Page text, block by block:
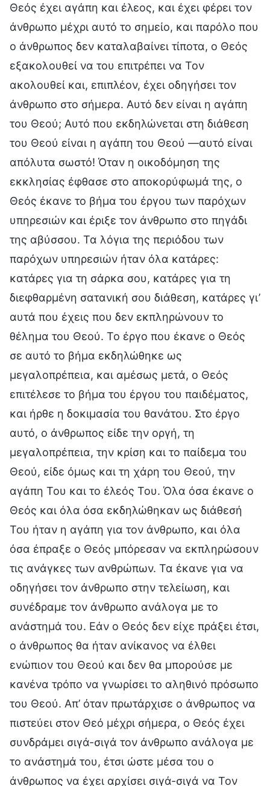
Θεός έχει αγάπη και έλεος, και έχει φέρει τον
άνθρωπο μέχρι αυτό το σημείο, και παρόλο που
ο άνθρωπος δεν καταλαβαίνει τίποτα, ο Θεός
εξακολουθεί να του επιτρέπει να Τον
ακολουθεί και, επιπλέον, έχει οδηγήσει τον
άνθρωπο στο σήμερα. Αυτό δεν είναι η αγάπη
του Θεού; Αυτό που εκδηλώνεται στη διάθεση
του Θεού είναι η αγάπη του Θεού —αυτό είναι
απόλυτα σωστό! Όταν η οικοδόμηση της
εκκλησίας έφθασε στο αποκορύφωμά της, ο
Θεός έκανε το βήμα του έργου των παρόχων
υπηρεσιών και έριξε τον άνθρωπο στο πηγάδι
της αβύσσου. Τα λόγια της περιόδου των
παρόχων υπηρεσιών ήταν όλα κατάρες:
κατάρες για τη σάρκα σου, κατάρες για τη
διεφθαρμένη σατανική σου διάθεση, κατάρες γι’
αυτά που έχεις που δεν εκπληρώνουν το
θέλημα του Θεού. Το έργο που έκανε ο Θεός
σε αυτό το βήμα εκδηλώθηκε ως
μεγαλοπρέπεια, και αμέσως μετά, ο Θεός
επιτέλεσε το βήμα του έργου του παιδέματος,
και ήρθε η δοκιμασία του θανάτου. Στο έργο
αυτό, ο άνθρωπος είδε την οργή, τη
μεγαλοπρέπεια, την κρίση και το παίδεμα του
Θεού, είδε όμως και τη χάρη του Θεού, την
αγάπη Του και το έλεός Του. Όλα όσα έκανε ο
Θεός και όλα όσα εκδηλώθηκαν ως διάθεσή
Του ήταν η αγάπη για τον άνθρωπο, και όλα
όσα έπραξε ο Θεός μπόρεσαν να εκπληρώσουν
τις ανάγκες των ανθρώπων. Τα έκανε για να
οδηγήσει τον άνθρωπο στην τελείωση, και
συνέδραμε τον άνθρωπο ανάλογα με το
ανάστημά του. Εάν ο Θεός δεν είχε πράξει έτσι,
ο άνθρωπος θα ήταν ανίκανος να έλθει
ενώπιον του Θεού και δεν θα μπορούσε με
κανένα τρόπο να γνωρίσει το αληθινό πρόσωπο
του Θεού. Απ’ όταν πρωτάρχισε ο άνθρωπος να
πιστεύει στον Θεό μέχρι σήμερα, ο Θεός έχει
συνδράμει σιγά-σιγά τον άνθρωπο ανάλογα με
το ανάστημά του, έτσι ώστε μέσα του ο
άνθρωπος να έχει αρχίσει σιγά-σιγά να Τον